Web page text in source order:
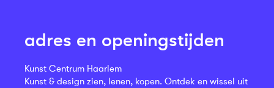
adres en openingstijden
Kunst Centrum Haarlem
Kunst & design zien, lenen, kopen. Ontdek en wissel uit